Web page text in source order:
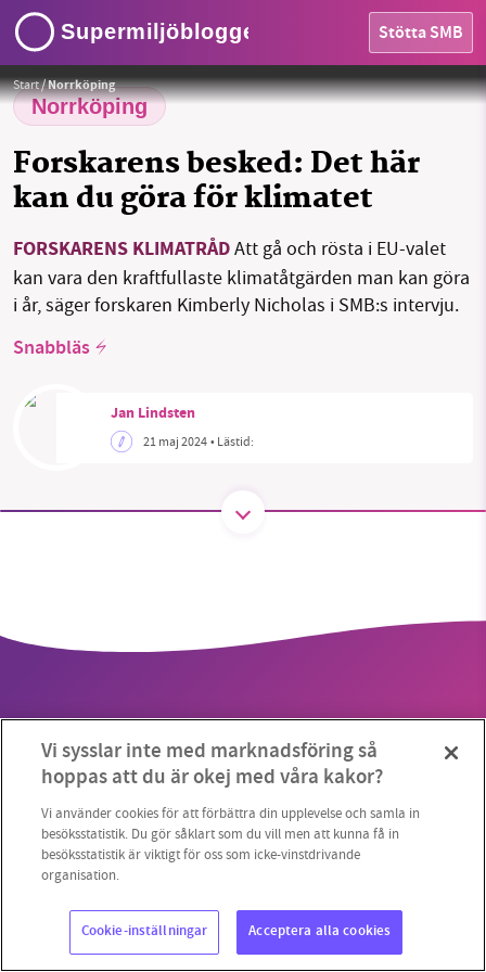
Supermiljöbloggen Stötta SMB
OMRÅDEN
MILJÖFAKTA
OM OSS
Sök Sparade inlägg Tipsa oss
Threads
Start/Norrköping
Norrköping
Forskarens besked: Det här
kan du göra för klimatet
FORSKARENS KLIMATRÅDAtt gå och rösta i EU-valet
kan vara den kraftfullaste klimatåtgärden man kan göra
i år, säger forskaren Kimberly Nicholas i SMB:s intervju.
Snabbläs
Jan Lindsten
21 maj 2024• Lästid:
Foto: Supermiljöbloggen
Copyright 2023 © Supermiljöbloggen
miljödebatten framåt genom
nyhetsbevakning och granskningar. Nu vill vi
vill hjälpa oss.
Stötta vårt arbete genom att swisha en slant till
1231368703
Läs vad vi vill göra
Vi sysslar inte med marknadsföring så
hoppas att du är okej med våra kakor?
Vi använder cookies för att förbättra din upplevelse och samla in
besöksstatistik. Du gör såklart som du vill men att kunna få in
besöksstatistik är viktigt för oss som icke-vinstdrivande
organisation.
Cookie-inställningar Acceptera alla cookies